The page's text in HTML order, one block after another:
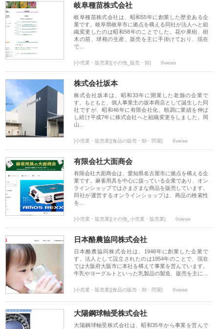
岐阜種苗株式会社
岐阜種苗株式会社は、昭和55年に創業した歴史ある企
業です。岐阜県岐阜市に拠点を構える同社が法人へと組
織変更したのは昭和58年のことでした。花や果樹、樹
木の苗、球根の生産、販売を主に手掛けており、現在
で…
[小売業・販売業][その他_販売・卸] 0views
株式会社坂本
株式会社坂本は、昭和33年に開業した老舗の企業で
す。もともと、個人事業主の坂本商店として誕生した同
社ですが、昭和46年に有限会社化、順調に業績を伸ば
し続け平成7年に株式会社へと組織変更をしました。岡
山…
[小売業・販売業][食品の販売・卸・問屋] 0views
有限会社大面商会
有限会社大面商会は、愛知県名古屋市に拠点を構える企
業です。麻雀用具を中心に扱っている企業であり、オン
ラインショップではさまざまな商品を販売しています。
同社が運営するオンラインショップは、商品の検索性
を…
[小売業・販売業][その他_小売業・販売業] 0views
日本酪農協同株式会社
日本酪農協同株式会社は、1948年に創業した企業で
す。法人として設立されたのは1954年のことで、現在
では大阪府大阪市に本社を構えて事業を営んでいます。
牛乳やヨーグルトといった乳製品の製造、販売を主に…
[小売業・販売業][食品の販売・卸・問屋] 0views
大陽鋼球軸受株式会社
大陽鋼球軸受株式会社は、昭和35年から事業を営んで